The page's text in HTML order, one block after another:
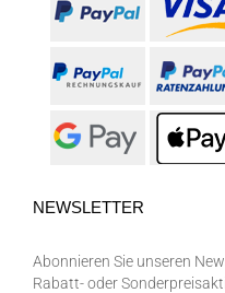
NEWSLETTER
Abonnieren Sie unseren
Rabatt- oder